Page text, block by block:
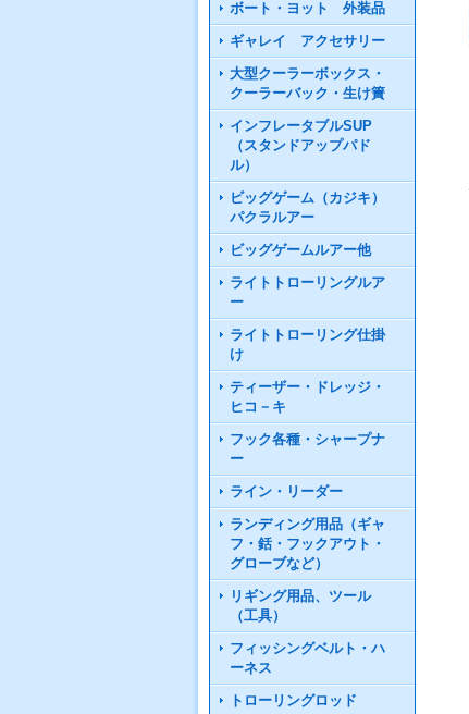
ボート・ヨット 外装品
ギャレイ アクセサリー
大型クーラーボックス・
クーラーバック・生け簀
インフレータブルSUP
（スタンドアップパド
ル）
ビッグゲーム（カジキ）
パクラルアー
ビッグゲームルアー他
ライトトローリングルア
ー
ライトトローリング仕掛
け
ティーザー・ドレッジ・
ヒコ－キ
フック各種・シャープナ
ー
ライン・リーダー
ランディング用品（ギャ
フ・銛・フックアウト・
グローブなど）
リギング用品、ツール
（工具）
フィッシングベルト・ハ
ーネス
トローリングロッド